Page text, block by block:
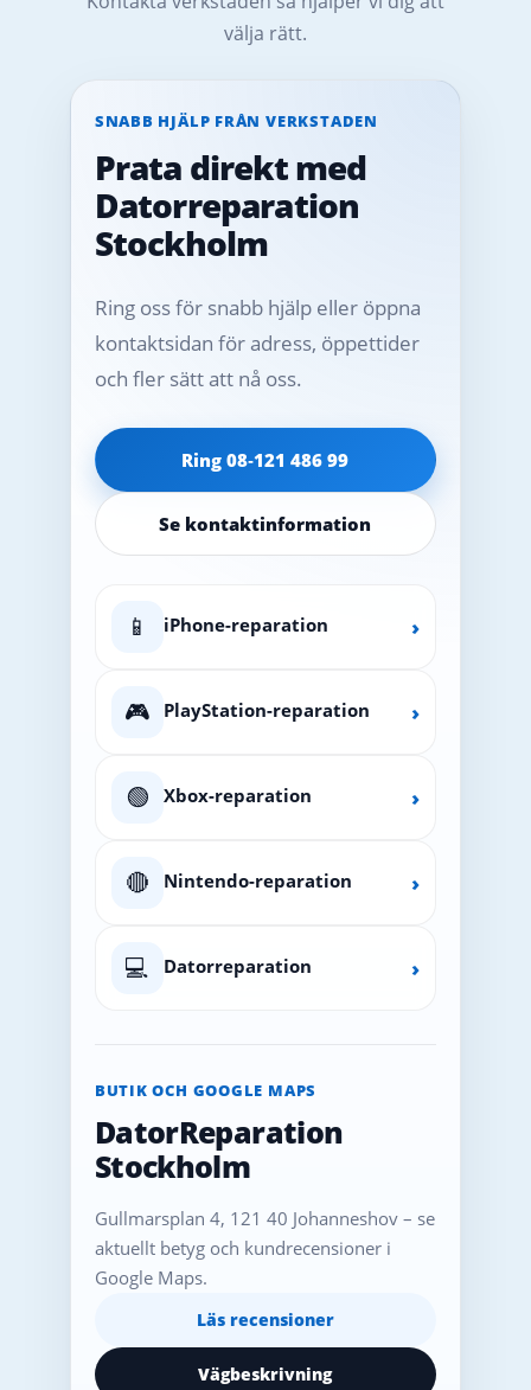
välja rätt.
SNABB HJÄLP FRÅN VERKSTADEN
Prata direkt med
Datorreparation
Stockholm
Ring oss för snabb hjälp eller öppna
kontaktsidan för adress, öppettider
och fler sätt att nå oss.
Ring 08‑121 486 99
Se kontaktinformation
📱 iPhone-reparation ›
🎮 PlayStation-reparation ›
🟢 Xbox-reparation ›
🔴 Nintendo-reparation ›
💻 Datorreparation ›
BUTIK OCH GOOGLE MAPS
DatorReparation
Stockholm
Gullmarsplan 4, 121 40 Johanneshov – se
aktuellt betyg och kundrecensioner i
Google Maps.
Läs recensioner
Vägbeskrivning